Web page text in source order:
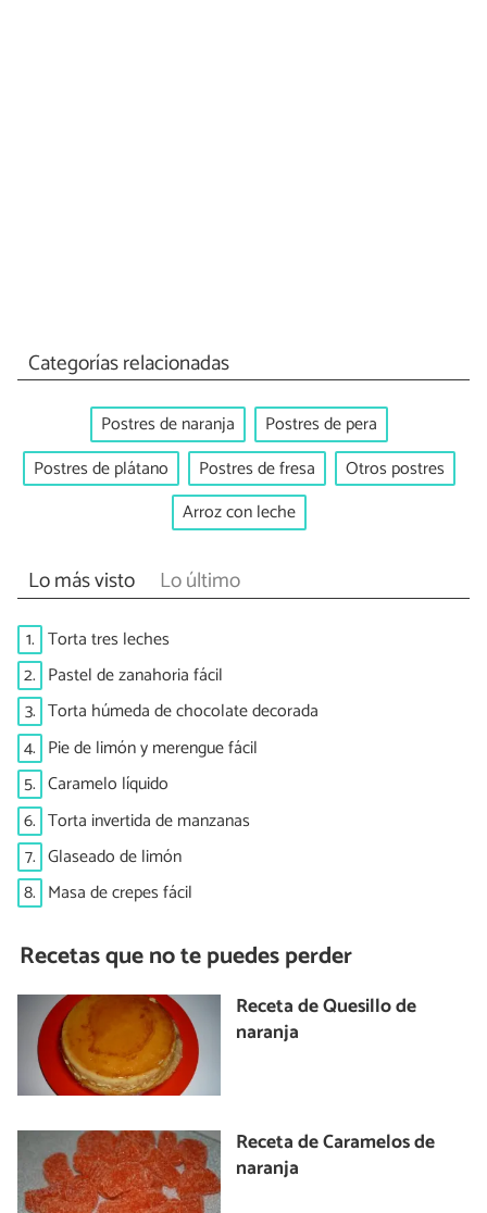
Categorías relacionadas
Postres de naranja
Postres de pera
Postres de plátano
Postres de fresa
Otros postres
Arroz con leche
Lo más visto Lo último
1. Torta tres leches
2. Pastel de zanahoria fácil
3. Torta húmeda de chocolate decorada
4. Pie de limón y merengue fácil
5. Caramelo líquido
6. Torta invertida de manzanas
7. Glaseado de limón
8. Masa de crepes fácil
Recetas que no te puedes perder
Receta de Quesillo de
naranja
Receta de Caramelos de
naranja